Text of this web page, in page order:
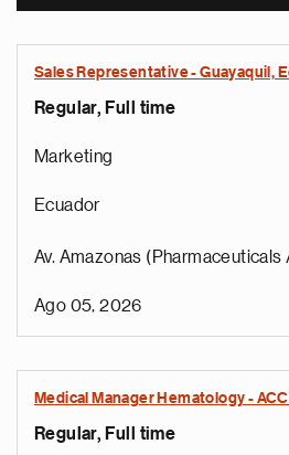
Sales Representative - Guayaquil,
Regular, Full time
Marketing
Ecuador
Av. Amazonas
Ago 05, 2026
Medical Manager Hematology -
Regular, Full time